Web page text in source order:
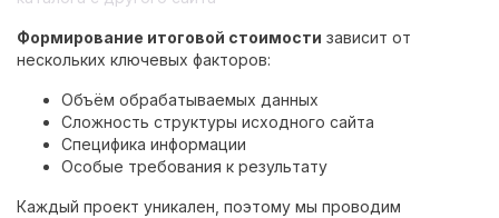
Формирование итоговой стоимости зависит от
нескольких ключевых факторов:
Объём обрабатываемых данных
Сложность структуры исходного сайта
Специфика информации
Особые требования к результату
Каждый проект уникален, поэтому мы проводим